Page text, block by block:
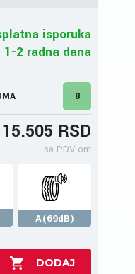
isporuka
1-2 radna dana
8
15.505 RSD
sa PDV-om
A(69dB)